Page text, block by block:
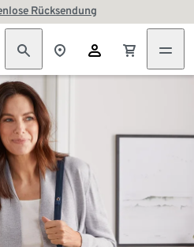
Rücksendung